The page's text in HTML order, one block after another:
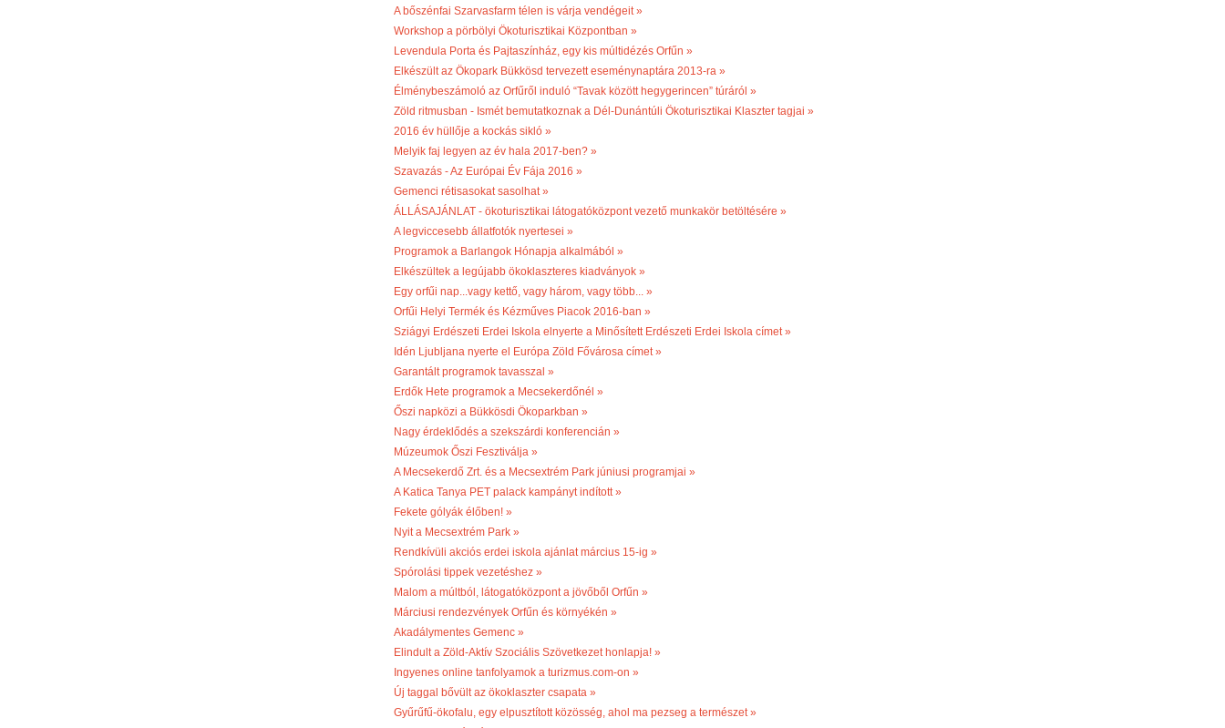
A bőszénfai Szarvasfarm télen is várja vendégeit »
Workshop a pörbölyi Ökoturisztikai Központban »
Levendula Porta és Pajtaszínház, egy kis múltidézés Orfűn »
Elkészült az Ökopark Bükkösd tervezett eseménynaptára 2013-ra »
Élménybeszámoló az Orfűről induló “Tavak között hegygerincen” túráról »
Zöld ritmusban - Ismét bemutatkoznak a Dél-Dunántúli Ökoturisztikai Klaszter tagjai »
2016 év hüllője a kockás sikló »
Melyik faj legyen az év hala 2017-ben? »
Szavazás - Az Európai Év Fája 2016 »
Gemenci rétisasokat sasolhat »
ÁLLÁSAJÁNLAT - ökoturisztikai látogatóközpont vezető munkakör betöltésére »
A legviccesebb állatfotók nyertesei »
Programok a Barlangok Hónapja alkalmából »
Elkészültek a legújabb ökoklaszteres kiadványok »
Egy orfűi nap...vagy kettő, vagy három, vagy több... »
Orfűi Helyi Termék és Kézműves Piacok 2016-ban »
Sziágyi Erdészeti Erdei Iskola elnyerte a Minősített Erdészeti Erdei Iskola címet »
Idén Ljubljana nyerte el Európa Zöld Fővárosa címet »
Garantált programok tavasszal »
Erdők Hete programok a Mecsekerdőnél »
Őszi napközi a Bükkösdi Ökoparkban »
Nagy érdeklődés a szekszárdi konferencián »
Múzeumok Őszi Fesztiválja »
A Mecsekerdő Zrt. és a Mecsextrém Park júniusi programjai »
A Katica Tanya PET palack kampányt indított »
Fekete gólyák élőben! »
Nyit a Mecsextrém Park »
Rendkívüli akciós erdei iskola ajánlat március 15-ig »
Spórolási tippek vezetéshez »
Malom a múltból, látogatóközpont a jövőből Orfűn »
Márciusi rendezvények Orfűn és környékén »
Akadálymentes Gemenc »
Elindult a Zöld-Aktív Szociális Szövetkezet honlapja! »
Ingyenes online tanfolyamok a turizmus.com-on »
Új taggal bővült az ökoklaszter csapata »
Gyűrűfű-ökofalu, egy elpusztított közösség, ahol ma pezseg a természet »